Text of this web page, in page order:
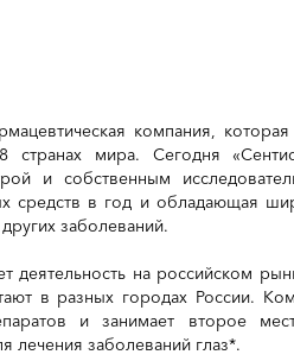
компания,
странах мира. Сегодня
и собственным
средств в год и обладающая
заболеваний.
деятельность на российском
в разных городах России.
и занимает второе
лечения заболеваний глаз*.